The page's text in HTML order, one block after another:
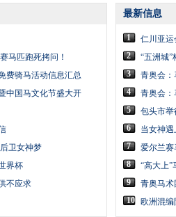
马匹跑死拷问！
费骑马活动信息汇总
中国马文化节盛大开
卫女神梦
界杯
不应求
最新信息
1
仁川亚
2
“五洲城”
3
青奥会：
4
青奥会：
5
包头市举
6
当女神
7
爱尔兰赛
8
“高大上”
9
青奥马术
10
欧洲混